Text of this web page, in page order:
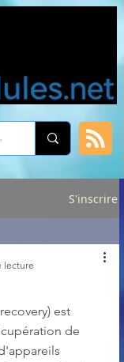
S'inscrire
lecture
est
de